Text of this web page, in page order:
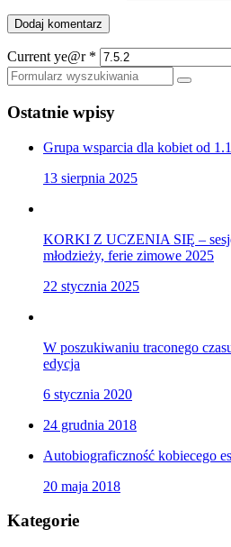
Current ye@r *
Szukaj
Ostatnie wpisy
Grupa wsparcia dla kobiet od
13 sierpnia 2025
KORKI Z UCZENIA SIĘ –
młodzieży, ferie zimowe 2025
22 stycznia 2025
W poszukiwaniu traconego
edycja
6 stycznia 2020
24 grudnia 2018
Autobiograficzność kobiecego
20 maja 2018
Kategorie